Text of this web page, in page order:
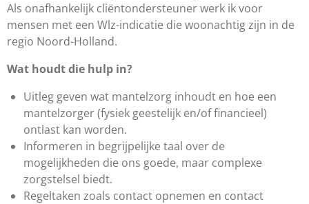
Als onafhankelijk cliëntondersteuner werk ik voor
mensen met een Wlz-indicatie die woonachtig zijn in de
regio Noord-Holland.
Wat houdt die hulp in?
Uitleg geven wat mantelzorg inhoudt en hoe een
mantelzorger (fysiek geestelijk en/of financieel)
ontlast kan worden.
Informeren in begrijpelijke taal over de
mogelijkheden die ons goede, maar complexe
zorgstelsel biedt.
Regeltaken zoals contact opnemen en contact